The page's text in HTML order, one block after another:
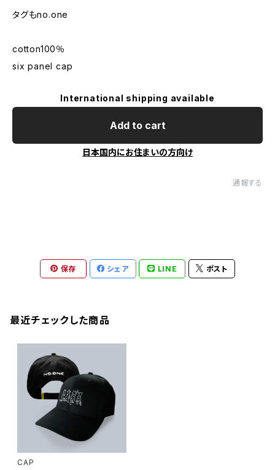
タグもno.one
cotton100％
six panel cap
International shipping available
Add to cart
日本国内にお住まいの方向け
通報する
保存 シェア LINE ポスト
最近チェックした商品
CAP